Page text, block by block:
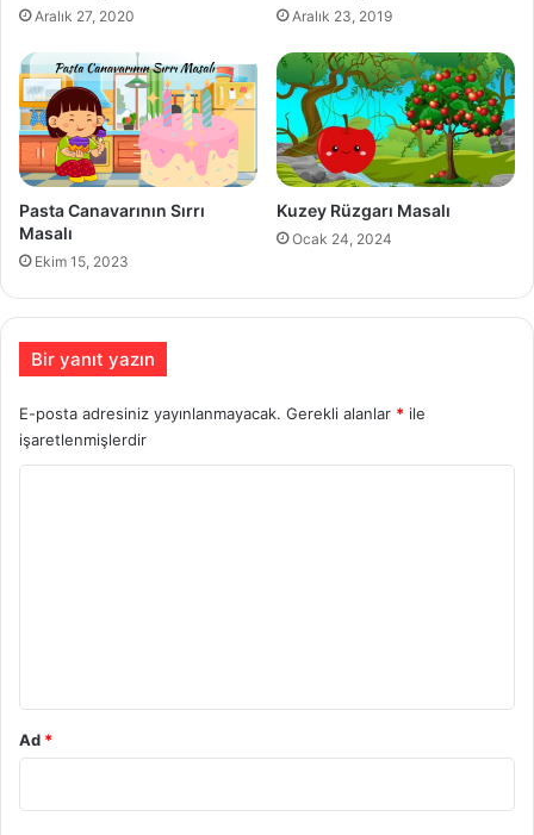
Aralık 27, 2020 Aralık 23, 2019
Pasta Canavarının Sırrı
Masalı
Ekim 15, 2023
Kuzey Rüzgarı Masalı
Ocak 24, 2024
Bir yanıt yazın
E-posta adresiniz yayınlanmayacak. Gerekli alanlar * ile
işaretlenmişlerdir
Ad *